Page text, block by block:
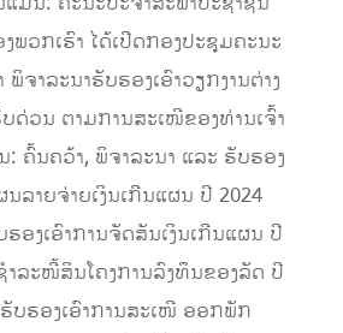
ພວກເຮົາ ໄດ້ເປີດກອງປະຊຸມຄະນະ
ຈາລະນາຮັບຮອງເອົາວຽກງານຕ່າງ
ດ່ວນ ຕາມການສະເໜີຂອງທ່ານເຈົ້າ
: ຄົ້ນຄວ້າ, ພິຈາລະນາ ແລະ ຮັບຮອງ
ນລາຍຈ່າຍເງິນເກີນແຜນ ປີ 2024
ຮອງເອົາການຈັດສັນເງິນເກີນແຜນ ປີ
າລະໜີ້ສິນໂຄງການລົງທຶນຂອງລັດ ປີ
ບຮອງເອົາການສະເໜີ ອອກພັກ